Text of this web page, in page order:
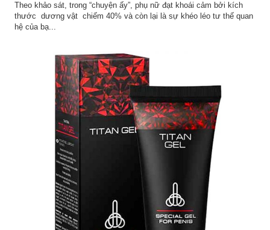
Theo khảo sát, trong “chuyện ấy”, phụ nữ đạt khoái cảm bởi kích
thước dương vật chiếm 40% và còn lại là sự khéo léo tư thế quan
hệ của bạ...